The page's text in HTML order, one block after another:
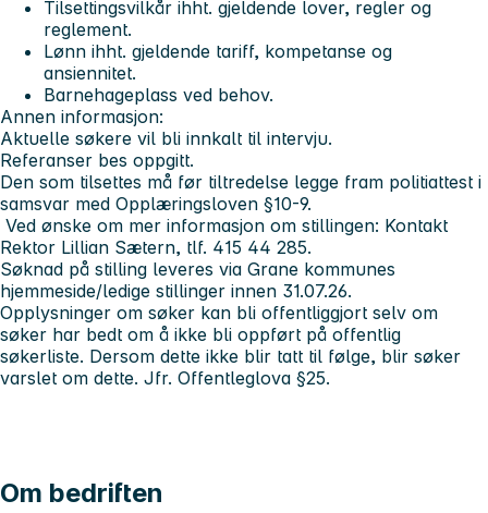
Tilsettingsvilkår ihht. gjeldende lover, regler og
reglement.
Lønn ihht. gjeldende tariff, kompetanse og
ansiennitet.
Barnehageplass ved behov.
Annen informasjon:
Aktuelle søkere vil bli innkalt til intervju.
Referanser bes oppgitt.
Den som tilsettes må før tiltredelse legge fram politiattest i
samsvar med Opplæringsloven §10-9.
Ved ønske om mer informasjon om stillingen: Kontakt
Rektor Lillian Sætern, tlf. 415 44 285.
Søknad på stilling leveres via Grane kommunes
hjemmeside/ledige stillinger innen 31.07.26.
Opplysninger om søker kan bli offentliggjort selv om
søker har bedt om å ikke bli oppført på offentlig
søkerliste. Dersom dette ikke blir tatt til følge, blir søker
varslet om dette. Jfr. Offentleglova §25.
Om bedriften